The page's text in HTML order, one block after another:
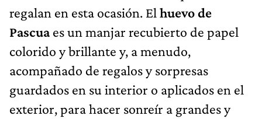
regalan en esta ocasión. El huevo de
Pascuaes un manjar recubierto de papel
colorido y brillante y, a menudo,
acompañado de regalos y sorpresas
guardados en su interior o aplicados en el
exterior, para hacer sonreír a grandes y